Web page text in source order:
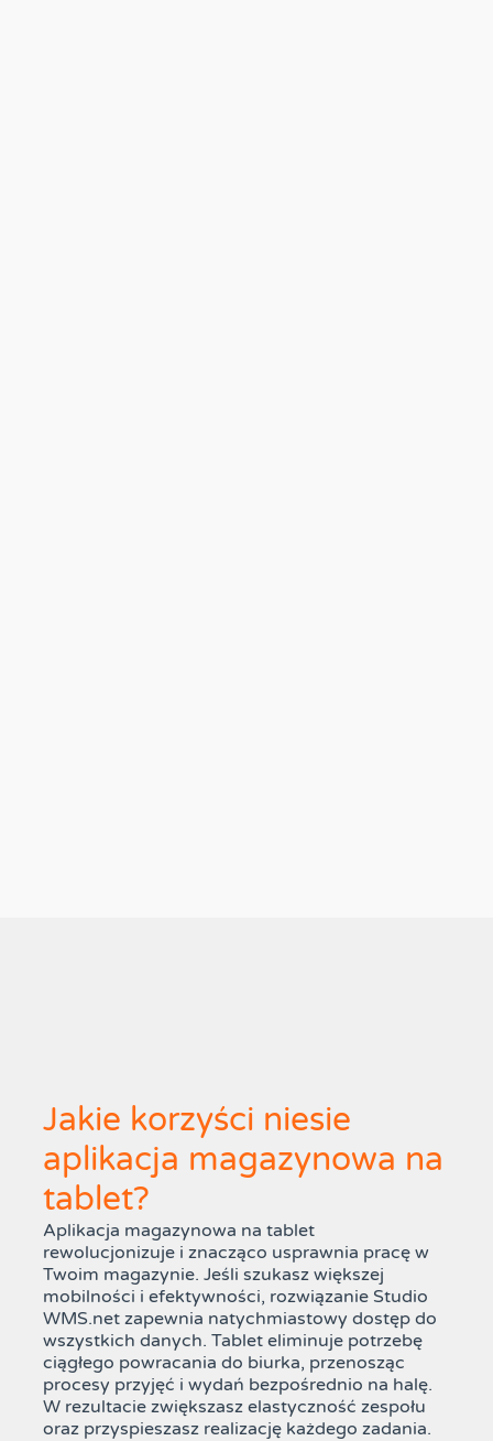
Jakie korzyści niesie
aplikacja magazynowa na
tablet?
Aplikacja magazynowa na tablet
rewolucjonizuje i znacząco usprawnia pracę w
Twoim magazynie. Jeśli szukasz większej
mobilności i efektywności, rozwiązanie Studio
WMS.net zapewnia natychmiastowy dostęp do
wszystkich danych. Tablet eliminuje potrzebę
ciągłego powracania do biurka, przenosząc
procesy przyjęć i wydań bezpośrednio na halę.
W rezultacie zwiększasz elastyczność zespołu
oraz przyspieszasz realizację każdego zadania.